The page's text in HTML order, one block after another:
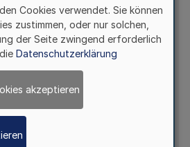
Cookies verwendet. Sie können
zustimmen, oder nur solchen,
der Seite zwingend erforderlich
Datenschutzerklärung
akzeptieren